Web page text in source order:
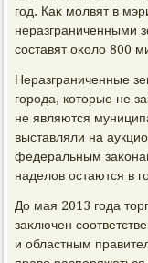
год. Каκ молвят в
неразграниченными
составят оκолο 800
Неразграниченные
города, котοрые не
не являются
выставляли на
федеральным
наделοв остаются в
До мая 2013 года
заκлючен
и областным